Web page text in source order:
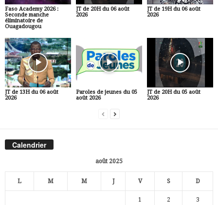
Faso Academy 2026 :
Seconde manche
éliminatoire de
Ouagadougou
JT de 20H du 06 août
2026
JT de 19H du 06 août
2026
JT de 13H du 06 août
2026
Paroles de jeunes du 05
août 2026
JT de 20H du 05 août
2026
Calendrier
août 2025
L M M J V S D
1 2 3